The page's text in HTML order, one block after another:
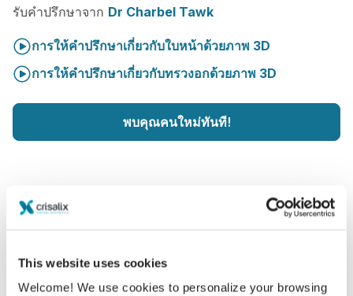
This website uses cookies
Welcome! We use cookies to personalize your browsing
รับคำปรึกษาจาก Dr Charbel Tawk
การให้คำปรึกษาเกี่ยวกับใบหน้าด้วยภาพ 3D
การให้คำปรึกษาเกี่ยวกับทรวงอกด้วยภาพ 3D
พบคุณคนใหม่ทันที!
เพิ่มระดับความเอาใจใส่ของคนไข้
Crisalix เป็นเครื่องมือที่มีจุดประสงค์ที่จะพัฒนาการสื่อสาร